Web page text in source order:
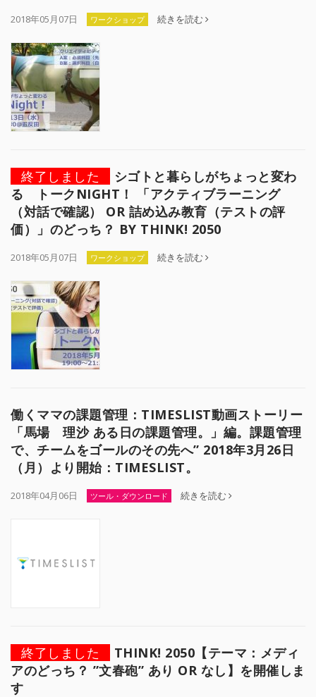
2018年05月07日 ワークショップ 続きを読む
終了しました
シゴトと暮らしがちょっと変わ
る トークNIGHT！ 「アクティブラーニング
（対話で確認） OR 詰め込み教育（テストの評
価）」のどっち？ BY THINK! 2050
2018年05月07日 ワークショップ 続きを読む
働くママの課題管理：TIMESLIST動画ストーリー
「馬場 理沙 ある日の課題管理。」編。課題管理
で、チームをゴールのその先へ” 2018年3月26日
（月）より開始：TIMESLIST。
2018年04月06日 ツール・ダウンロード 続きを読む
終了しました
THINK! 2050【テーマ：メディ
アのどっち？ ”文春砲” あり OR なし】を開催しま
す